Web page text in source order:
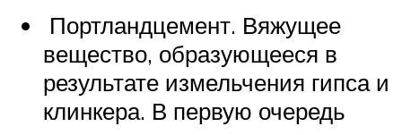
Портландцемент. Вяжущее
вещество, образующееся в
результате измельчения гипса и
клинкера. В первую очередь